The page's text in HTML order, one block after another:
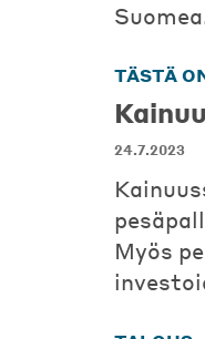
TÄSTÄ
24.7.2023
Myös